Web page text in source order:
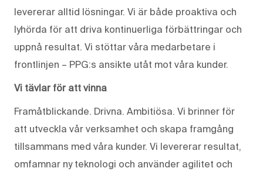
levererar alltid lösningar. Vi är både proaktiva och
lyhörda för att driva kontinuerliga förbättringar och
uppnå resultat. Vi stöttar våra medarbetare i
frontlinjen – PPG:s ansikte utåt mot våra kunder.
Vi tävlar för att vinna
Framåtblickande. Drivna. Ambitiösa. Vi brinner för
att utveckla vår verksamhet och skapa framgång
tillsammans med våra kunder. Vi levererar resultat,
omfamnar ny teknologi och använder agilitet och